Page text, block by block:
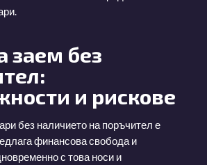
заем без
и рискове
без наличието на поръчител е
финансова свобода и
с това носи и